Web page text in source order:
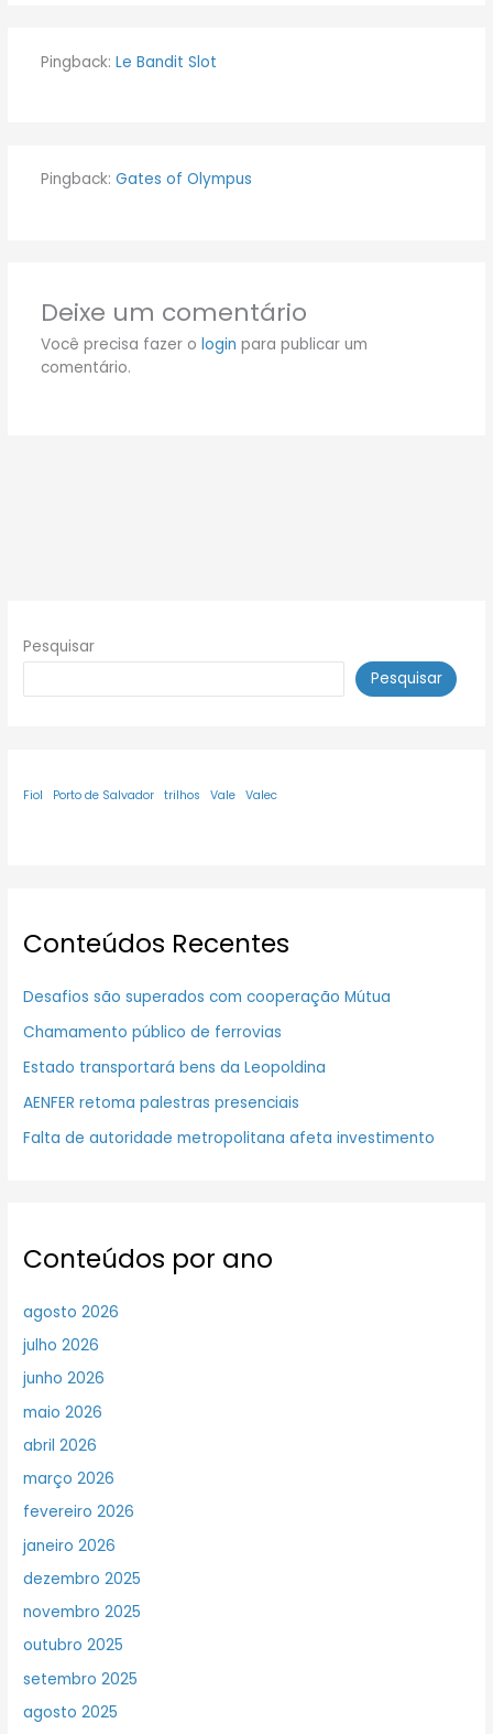
Pingback: Le Bandit Slot
Pingback: Gates of Olympus
Deixe um comentário
Você precisa fazer o login para publicar um
comentário.
Pesquisar
Pesquisar
Fiol Porto de Salvador trilhos Vale Valec
Conteúdos Recentes
Desafios são superados com cooperação Mútua
Chamamento público de ferrovias
Estado transportará bens da Leopoldina
AENFER retoma palestras presenciais
Falta de autoridade metropolitana afeta investimento
Conteúdos por ano
agosto 2026
julho 2026
junho 2026
maio 2026
abril 2026
março 2026
fevereiro 2026
janeiro 2026
dezembro 2025
novembro 2025
outubro 2025
setembro 2025
agosto 2025